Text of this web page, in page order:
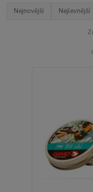
Nejnovější Nejlevnější